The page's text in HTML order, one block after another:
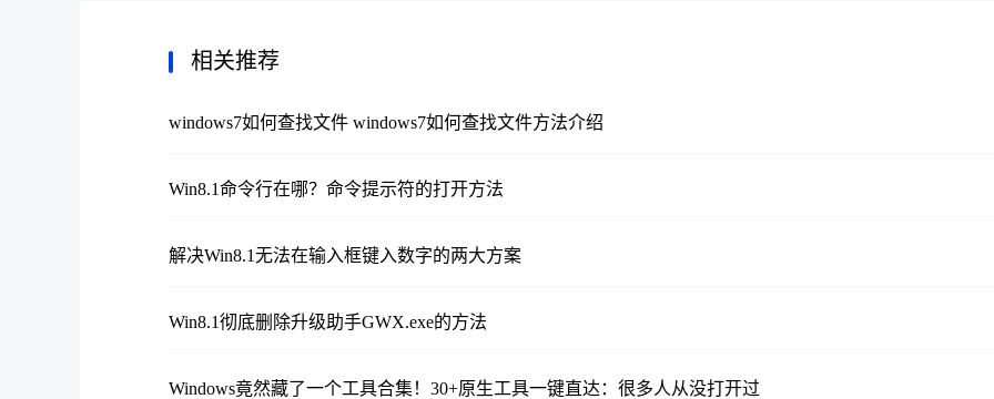
相关推荐
windows7如何查找文件 windows7如何查找文件方法介绍
Win8.1命令行在哪？命令提示符的打开方法
解决Win8.1无法在输入框键入数字的两大方案
Win8.1彻底删除升级助手GWX.exe的方法
Windows竟然藏了一个工具合集！30+原生工具一键直达：很多人从没打开过